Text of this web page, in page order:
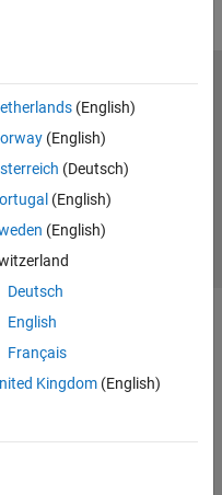
(English)
(English)
(Deutsch)
(English)
(English)
Deutsch
English
Français
Kingdom(English)
Contacts locaux